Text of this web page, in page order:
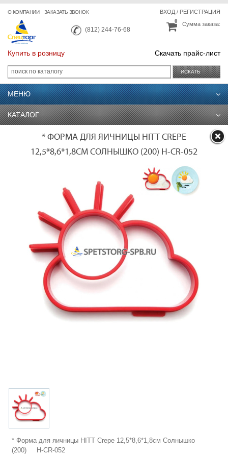
О КОМПАНИИ ЗАКАЗАТЬ ЗВОНОК
(812) 244-76-68
ВХОД/ РЕГИСТРАЦИЯ
Сумма заказа:
0
Купить в розницу Скачать прайс-лист
ИСКАТЬ
МЕНЮ
КАТАЛОГ
* ФОРМА ДЛЯ ЯИЧНИЦЫ HITT CREPE
12,5*8,6*1,8СМ СОЛНЫШКО (200) H-CR-052
* Форма для яичницы HITT Crepe 12,5*8,6*1,8см Солнышко
(200) H-CR-052